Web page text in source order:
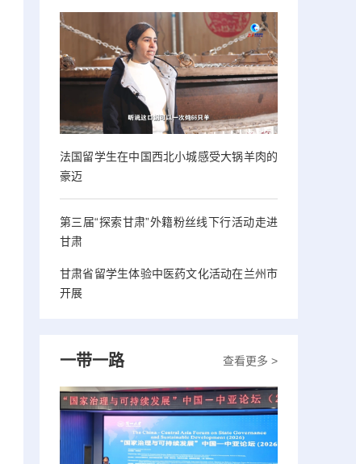
法国留学生在中国西北小城感受大锅羊肉的
豪迈
第三届“探索甘肃”外籍粉丝线下行活动走进
甘肃
甘肃省留学生体验中医药文化活动在兰州市
开展
查看更多 >
一带一路